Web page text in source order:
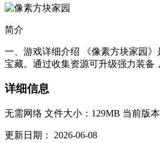
简介
一、游戏详细介绍 《像素方块家园
宝藏。通过收集资源可升级强力装备
详细信息
无需网络 文件大小：129MB 当前版
更新日期： 2026-06-08